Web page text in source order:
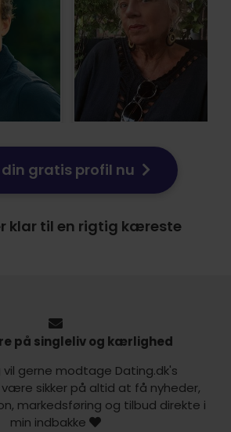
gratis profil nu
klar til en rigtig kæreste
på singleliv og kærlighed
gerne modtage Dating.dk's
sikker på altid at få nyheder,
markedsføring og tilbud direkte i
min indbakke